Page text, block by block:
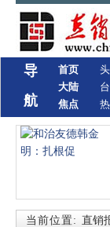
导
航
首页
大陆
焦点
当前位置: 直销